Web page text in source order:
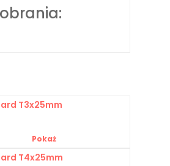
T3x25mm
Pokaż
T4x25mm